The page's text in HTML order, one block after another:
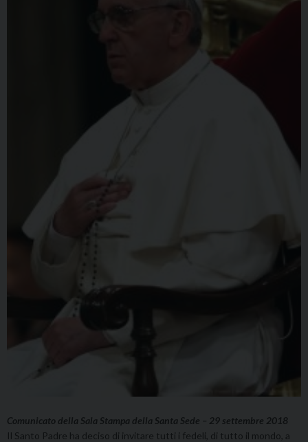
Comunicato della Sala Stampa della Santa Sede – 29 settembre 2018
Il Santo Padre ha deciso di invitare tutti i fedeli, di tutto il mondo, a